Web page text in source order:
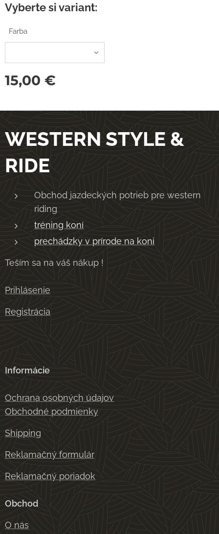
Vyberte si variant:
Farba
15,00 €
WESTERN STYLE &
RIDE
Obchod jazdeckých potrieb pre western
riding
tréning koní
prechádzky v prírode na koni
Teším sa na váš nákup !
Prihlásenie
Registrácia
Informácie
Ochrana osobných údajov
Obchodné podmienky
Shipping
Reklamačný formulár
Reklamačný poriadok
Obchod
O nás